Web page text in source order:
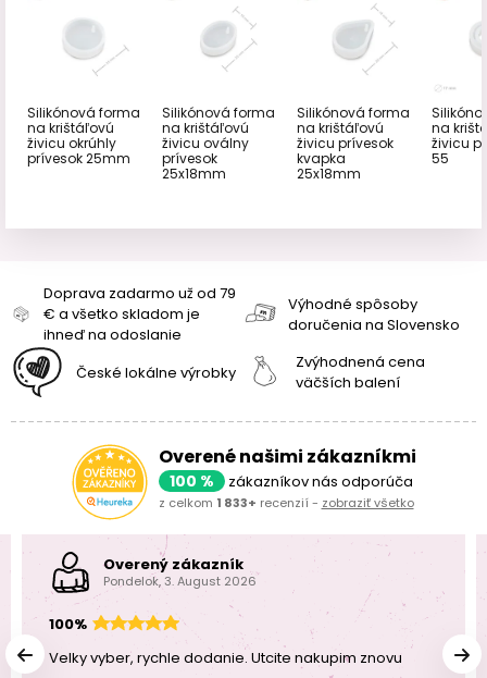
Silikónová forma
na krištáľovú
živicu okrúhly
prívesok 25mm
Silikónová forma
na krištáľovú
živicu oválny
prívesok
25x18mm
Silikónová forma
na krištáľovú
živicu prívesok
kvapka
25x18mm
na
živicu
55
Doprava zadarmo už od 79
€ a všetko skladom je
ihneď na odoslanie
Výhodné spôsoby
doručenia na Slovensko
České lokálne výrobky
Zvýhodnená cena
väčších balení
Overené našimi zákazníkmi
100 % zákazníkov nás odporúča
z celkom 1 833+ recenzií - zobraziť všetko
Overený zákazník
Pondelok, 3. August 2026
100%
Velky vyber, rychle dodanie. Utcite nakupim znovu